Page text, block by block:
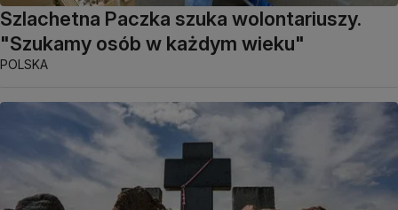
Szlachetna Paczka szuka wolontariuszy.
"Szukamy osób w każdym wieku"
POLSKA